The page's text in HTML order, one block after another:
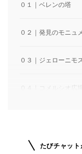
０１｜ベレンの塔
０２｜発見のモニュ
０３｜ジェローニモ
０４｜コメルシオ広場
０６｜サン ペドロ
たびチャッ